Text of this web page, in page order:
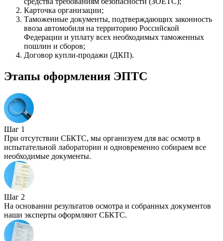
Карточка организации;
Таможенные документы, подтверждающих законность
ввоза автомобиля на территорию Российской
Федерации и уплату всех необходимых таможенных
пошлин и сборов;
Договор купли-продажи (ДКП).
Этапы оформления ЭПТС
Шаг 1
При отсутствии СБКТС, мы организуем для вас осмотр в
испытательной лаборатории и одновременно собираем все
необходимые документы.
Шаг 2
На основании результатов осмотра и собранных документов
наши эксперты оформляют СБКТС.